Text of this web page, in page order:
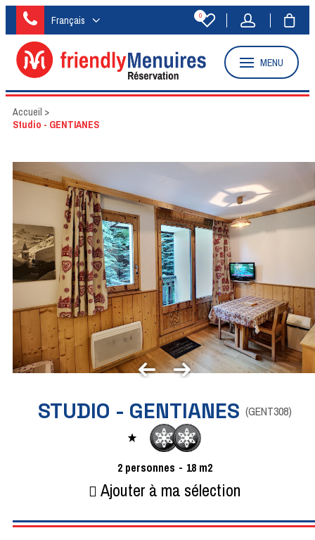
Français 0
MENU
Accueil >
Studio - GENTIANES
STUDIO - GENTIANES (GENT308)
2 personnes 18 m2
Ajouter à ma sélection